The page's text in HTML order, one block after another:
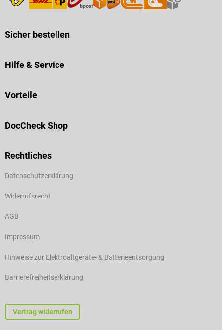
Sicher bestellen
Hilfe & Service
Vorteile
DocCheck Shop
Rechtliches
Datenschutzerklärung
Widerrufsrecht
AGB
Impressum
Hinweise zur Elektroaltgeräte- & Batterieentsorgung
Barrierefreiheitserklärung
Vertrag widerrufen